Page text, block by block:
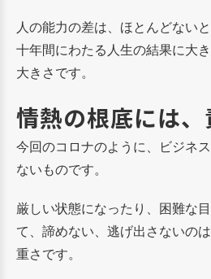
人の能力の差は、ほとんどない
十年間にわたる人生の結果に大
大きさです。
情熱の根底には
今回のコロナのように、ビジネ
ないものです。
厳しい状態になったり、困難な
て、諦めない、逃げ出さないの
重さです。